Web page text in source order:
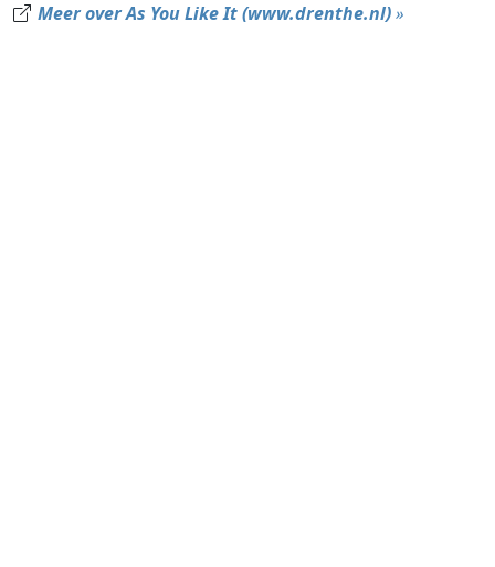
Meer over As You Like It (www.drenthe.nl)»